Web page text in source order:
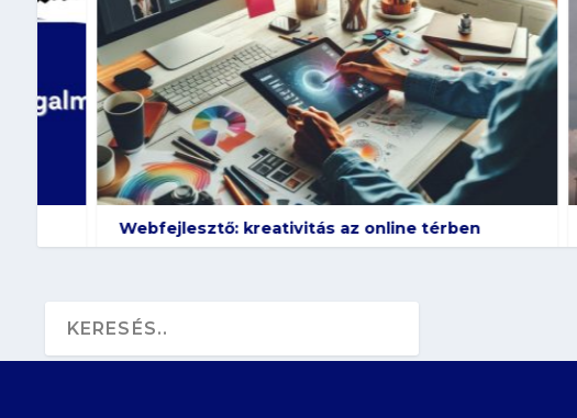
Webfejlesztő: kreativitás az online térben